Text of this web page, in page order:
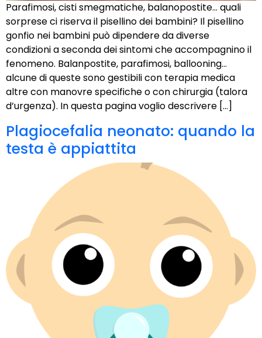
Parafimosi, cisti smegmatiche, balanopostite… quali
sorprese ci riserva il pisellino dei bambini? Il pisellino
gonfio nei bambini può dipendere da diverse
condizioni a seconda dei sintomi che accompagnino il
fenomeno. Balanpostite, parafimosi, ballooning…
alcune di queste sono gestibili con terapia medica
altre con manovre specifiche o con chirurgia (talora
d’urgenza). In questa pagina voglio descrivere […]
Plagiocefalia neonato: quando la
testa è appiattita